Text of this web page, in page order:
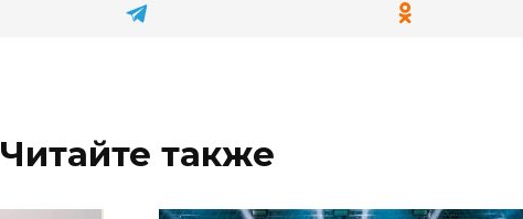
Читайте также